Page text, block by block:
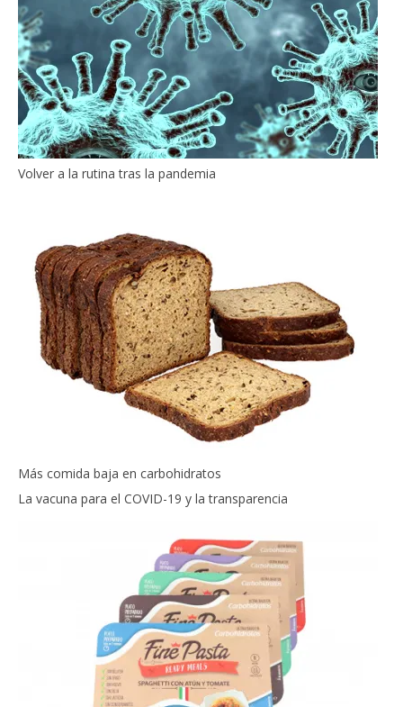
Volver a la rutina tras la pandemia
Más comida baja en carbohidratos
La vacuna para el COVID-19 y la transparencia